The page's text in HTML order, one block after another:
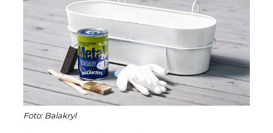
Foto: Balakryl